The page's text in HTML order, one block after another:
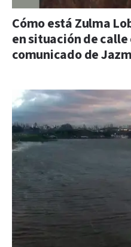
Cómo está Zulma
en situación de calle
comunicado de